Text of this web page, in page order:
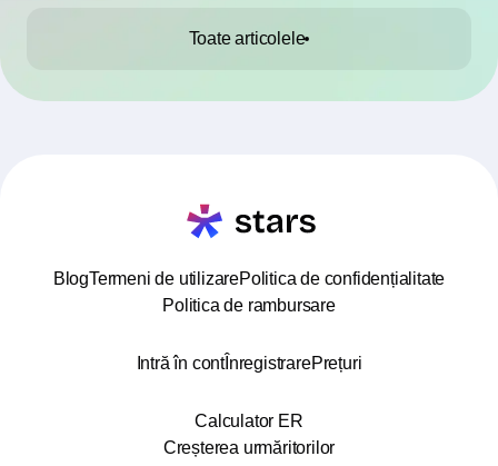
Toate articolele
BlogTermeni de utilizarePolitica de confidențialitate
Politica de rambursare
Intră în contÎnregistrarePrețuri
Calculator ER
Creșterea urmăritorilor